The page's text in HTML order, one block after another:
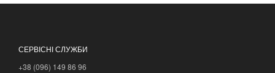
СЕРВІСНІ СЛУЖБИ
+38 (096) 149 86 96